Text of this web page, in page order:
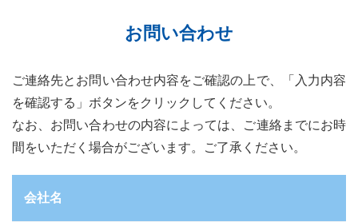
お問い合わせ
ご連絡先とお問い合わせ内容をご確認の上で、「入力内容
を確認する」ボタンをクリックしてください。
なお、お問い合わせの内容によっては、ご連絡までにお時
間をいただく場合がございます。ご了承ください。
会社名